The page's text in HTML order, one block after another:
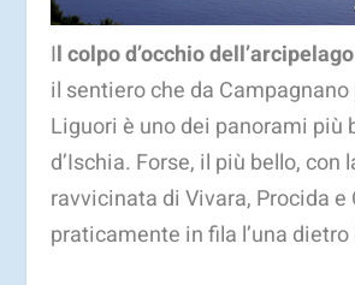
Il colpo d’occhio
il sentiero che da
Liguori è uno dei panorami più
d’Ischia. Forse, il più bello, con
ravvicinata di Vivara, Procida
praticamente in fila l’una dietro